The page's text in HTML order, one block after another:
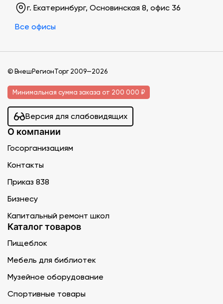
г. Екатеринбург, Основинская 8, офис 36
Все офисы
© ВнешРегионТорг 2009—2026
Минимальная сумма заказа от 200 000 ₽
Версия для слабовидящих
О компании
Госорганизациям
Контакты
Приказ 838
Бизнесу
Капитальный ремонт школ
Каталог товаров
Пищеблок
Мебель для библиотек
Музейное оборудование
Спортивные товары